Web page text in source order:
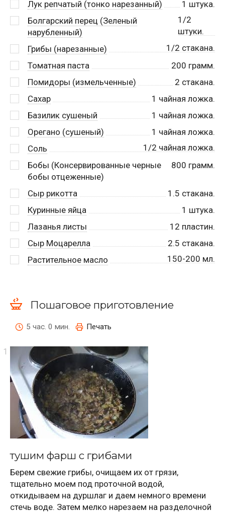
Лук репчатый (тонко нарезанный)
1 штука.
Болгарский перец (Зеленый
нарубленный)
1/2
штуки.
Грибы (нарезанные)
1/2 стакана.
Томатная паста
200 грамм.
Помидоры (измельченные)
2 стакана.
Сахар
1 чайная ложка.
Базилик сушеный
1 чайная ложка.
Орегано (сушеный)
1 чайная ложка.
Соль
1/2 чайная ложка.
Бобы (Консервированные черные
бобы отцеженные)
800 грамм.
Сыр рикотта 1.5 стакана.
Куринные яйца
1 штука.
Лазанья листы
12 пластин.
Сыр Моцарелла
2.5 стакана.
Растительное масло
150-200 мл.
Пошаговое приготовление
5 час. 0 мин. Печать
тушим фарш с грибами
Берем свежие грибы, очищаем их от грязи,
тщательно моем под проточной водой,
откидываем на дуршлаг и даем немного времени
стечь воде. Затем мелко нарезаем на разделочной